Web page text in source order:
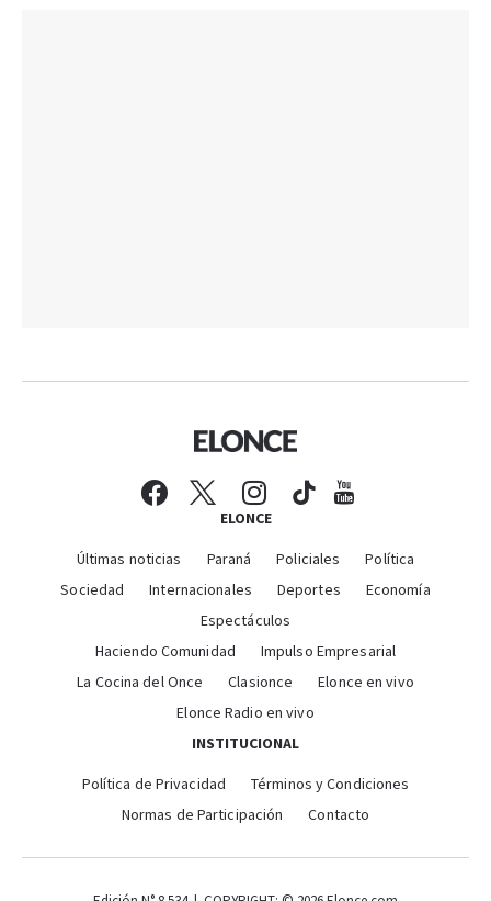
ELONCE
Últimas noticias Paraná Policiales
Política
Sociedad
Internacionales Deportes
Economía
Espectáculos
Haciendo Comunidad
Impulso Empresarial
La Cocina del Once
Clasionce
Elonce en vivo
Elonce Radio en vivo
INSTITUCIONAL
Política de Privacidad
Términos y Condiciones
Normas de Participación
Contacto